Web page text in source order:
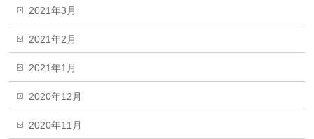
2021年3月
2021年2月
2021年1月
2020年12月
2020年11月